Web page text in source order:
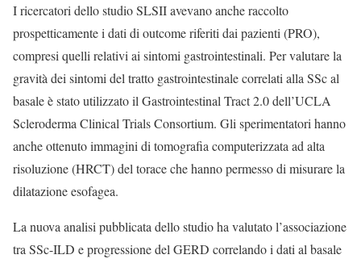
I ricercatori dello studio SLSII avevano anche raccolto
prospetticamente i dati di outcome riferiti dai pazienti (PRO),
compresi quelli relativi ai sintomi gastrointestinali. Per valutare la
gravità dei sintomi del tratto gastrointestinale correlati alla SSc al
basale è stato utilizzato il Gastrointestinal Tract 2.0 dell’UCLA
Scleroderma Clinical Trials Consortium. Gli sperimentatori hanno
anche ottenuto immagini di tomografia computerizzata ad alta
risoluzione (HRCT) del torace che hanno permesso di misurare la
dilatazione esofagea.
La nuova analisi pubblicata dello studio ha valutato l’associazione
tra SSc-ILD e progressione del GERD correlando i dati al basale